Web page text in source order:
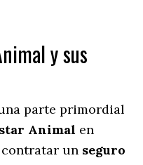
y sus
parte primordial
Animal en
un seguro